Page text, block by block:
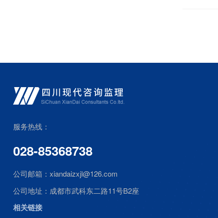
服务热线：
028-85368738
公司邮箱： xiandaizxjl@126.com
公司地址： 成都市武科东二路11号B2座
相关链接